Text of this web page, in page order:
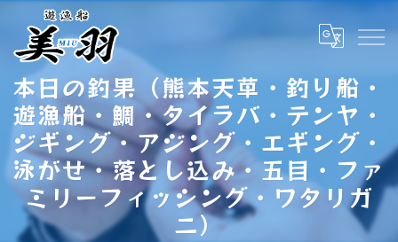
本日の釣果（熊本天草・釣り船・
遊漁船・鯛・タイラバ・テンヤ・
ジギング・アジング・エギング・
泳がせ・落とし込み・五目・ファ
ミリーフィッシング・ワタリガ
ニ）